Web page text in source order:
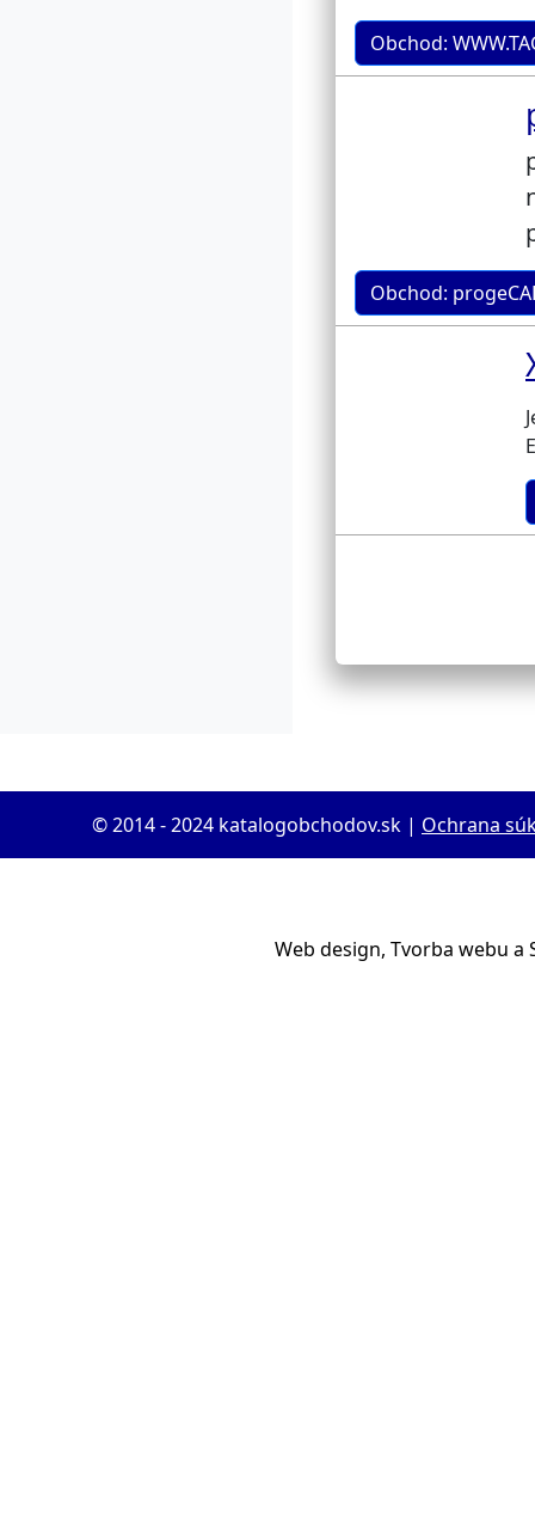
Obchod:
Obchod:
© 2014 - 2024 katalogobchodov.sk | Ochrana
Web design, Tvorba webu a